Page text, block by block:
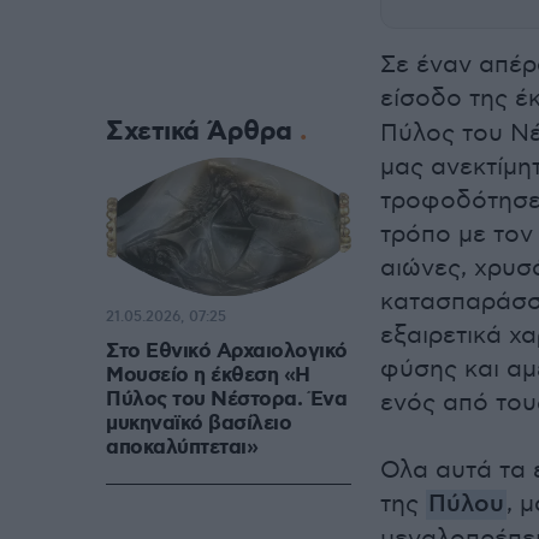
Σε έναν
είσοδο της
Πύλος του
μας
τρόπο με
αιώνες,
εξαιρετικά
φύσης και
ενός από
Ολα αυτά τα
της Πύλου,
Σχετικά Άρθρα
Στο Εθνικό Αρχαιολογικό
Μουσείο η έκθεση «Η
Πύλος του Νέστορα. Ένα
μυκηναϊκό βασίλειο
αποκαλύπτεται»
21.05.2026, 07:25